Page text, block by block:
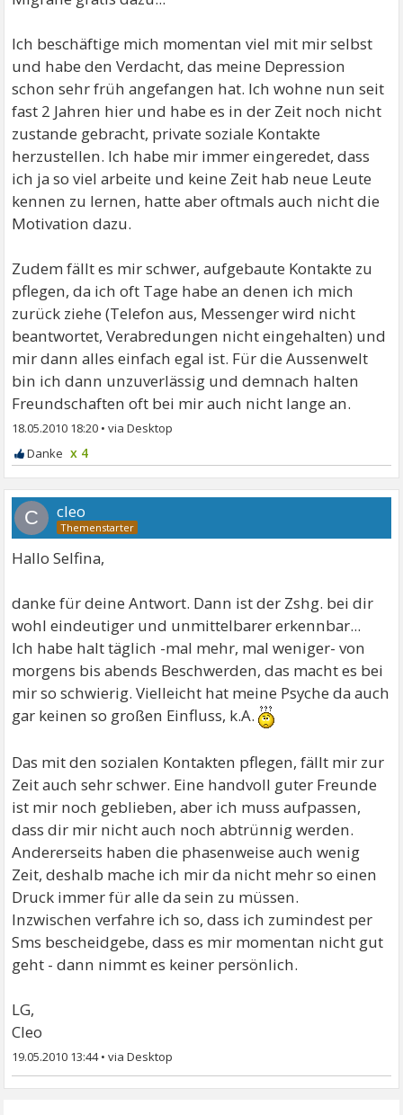
Ich beschäftige mich momentan viel mit mir selbst
und habe den Verdacht, das meine Depression
schon sehr früh angefangen hat. Ich wohne nun seit
fast 2 Jahren hier und habe es in der Zeit noch nicht
zustande gebracht, private soziale Kontakte
herzustellen. Ich habe mir immer eingeredet, dass
ich ja so viel arbeite und keine Zeit hab neue Leute
kennen zu lernen, hatte aber oftmals auch nicht die
Motivation dazu.
Zudem fällt es mir schwer, aufgebaute Kontakte zu
pflegen, da ich oft Tage habe an denen ich mich
zurück ziehe (Telefon aus, Messenger wird nicht
beantwortet, Verabredungen nicht eingehalten) und
mir dann alles einfach egal ist. Für die Aussenwelt
bin ich dann unzuverlässig und demnach halten
Freundschaften oft bei mir auch nicht lange an.
18.05.2010 18:20 •
x 4
C cleo
Hallo Selfina,
danke für deine Antwort. Dann ist der Zshg. bei dir
wohl eindeutiger und unmittelbarer erkennbar...
Ich habe halt täglich -mal mehr, mal weniger- von
morgens bis abends Beschwerden, das macht es bei
mir so schwierig. Vielleicht hat meine Psyche da auch
gar keinen so großen Einfluss, k.A.
Das mit den sozialen Kontakten pflegen, fällt mir zur
Zeit auch sehr schwer. Eine handvoll guter Freunde
ist mir noch geblieben, aber ich muss aufpassen,
dass dir mir nicht auch noch abtrünnig werden.
Andererseits haben die phasenweise auch wenig
Zeit, deshalb mache ich mir da nicht mehr so einen
Druck immer für alle da sein zu müssen.
Inzwischen verfahre ich so, dass ich zumindest per
Sms bescheidgebe, dass es mir momentan nicht gut
geht - dann nimmt es keiner persönlich.
LG,
Cleo
19.05.2010 13:44•